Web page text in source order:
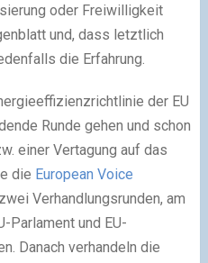
oder Freiwilligkeit
und, dass letztlich
die Erfahrung.
der EU
Runde gehen und schon
einer Vertagung auf das
die European Voice
Verhandlungsrunden, am
Parlament und EU-
Danach verhandeln die